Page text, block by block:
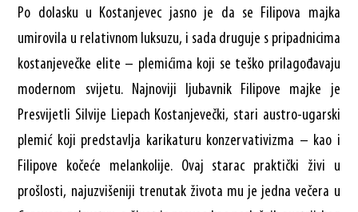
Po dolasku u Kostanjevec jasno je da se Filipova majka
umirovila u relativnom luksuzu, i sada druguje s pripadnicima
kostanjevečke elite – plemićima koji se teško prilagođavaju
modernom svijetu. Najnoviji ljubavnik Filipove majke je
Presvijetli Silvije Liepach Kostanjevečki, stari austro-ugarski
plemić koji predstavlja karikaturu konzervativizma – kao i
Filipove kočeće melankolije. Ovaj starac praktički živi u
prošlosti, najuzvišeniji trenutak života mu je jedna večera u